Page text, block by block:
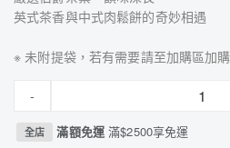
英式茶香與中式肉鬆餅的奇妙相遇
※ 未附提袋，若有需要請至加購區加購
-
全店 滿額免運滿$2500享免運